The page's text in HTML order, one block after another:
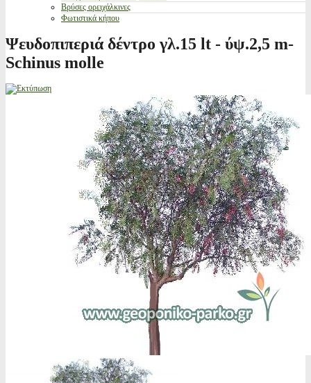
Βρύσες ορειχάλκινες
Φωτιστικά κήπου
Ψευδοπιπεριά δέντρο γλ.15 lt - ύψ.2,5 m-
Schinus molle